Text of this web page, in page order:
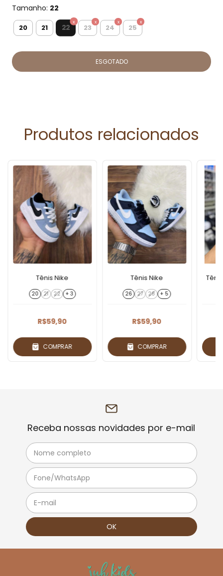
Tamanho: 22
20 21 22 23 24 25
Produtos relacionados
Tênis Nike
20 21 22 + 3
R$59,90
COMPRAR
Tênis Nike
26 27 28 + 5
R$59,90
COMPRAR
Receba nossas novidades por e-mail